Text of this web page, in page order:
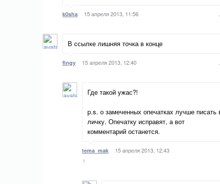
k0sha 15 апреля 2013, 11:56
В ссылке лишняя точка в конце
fingy 15 апреля 2013, 12:40
Где такой ужас?!
p.s. о замеченных опечатках лучше писать
личку. Опечатку исправят, а вот
комментарий останется.
tema_mak
15 апреля 2013, 12:43
↑